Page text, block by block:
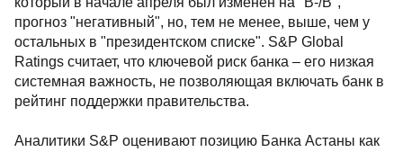
прогноз "негативный", но, тем не менее, выше, чем у
остальных в "президентском списке". S&P Global
Ratings считает, что ключевой риск банка – его низкая
системная важность, не позволяющая включать банк в
рейтинг поддержки правительства.
Аналитики S&P оценивают позицию Банка Астаны как